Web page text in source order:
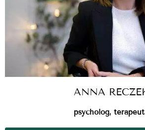
ANNA
psycholog,